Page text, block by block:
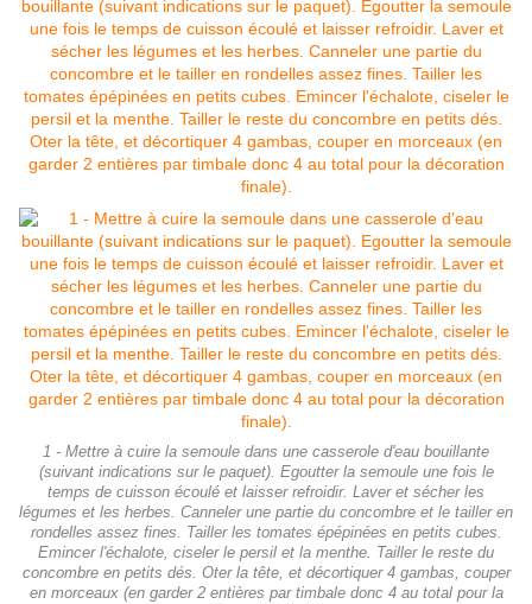
1 - Mettre à cuire la semoule dans une casserole d'eau bouillante
(suivant indications sur le paquet). Egoutter la semoule une fois le
temps de cuisson écoulé et laisser refroidir. Laver et sécher les
légumes et les herbes. Canneler une partie du concombre et le tailler en
rondelles assez fines. Tailler les tomates épépinées en petits cubes.
Emincer l'échalote, ciseler le persil et la menthe. Tailler le reste du
concombre en petits dés. Oter la tête, et décortiquer 4 gambas, couper
en morceaux (en garder 2 entières par timbale donc 4 au total pour la